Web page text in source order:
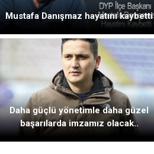
Mustafa Danışmaz hayatını kaybetti
Daha güçlü yönetimle daha güzel
başarılarda imzamız olacak..